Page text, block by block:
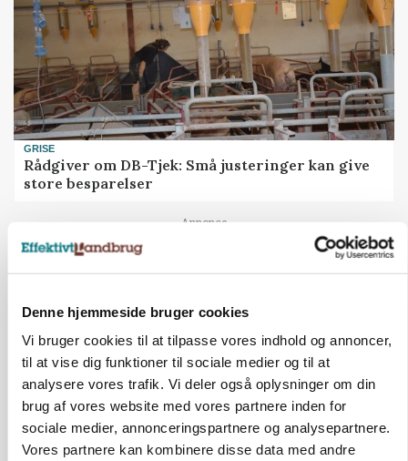
Denne hjemmeside bruger cookies
Vi bruger cookies til at tilpasse vores indhold og annoncer,
til at vise dig funktioner til sociale medier og til at
analysere vores trafik. Vi deler også oplysninger om din
brug af vores website med vores partnere inden for
sociale medier, annonceringspartnere og analysepartnere.
Vores partnere kan kombinere disse data med andre
GRISE
Rådgiver om DB-Tjek: Små justeringer kan give
store besparelser
Annonce
Loading...